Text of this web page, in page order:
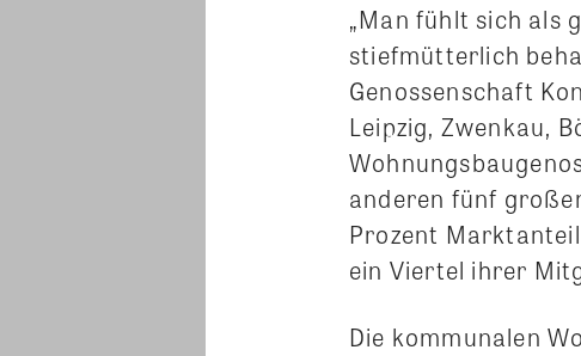
„Man fühlt sich als
stiefmütterlich
Genossenschaft
Leipzig, Zwenkau,
anderen fünf
Prozent
ein Viertel ihrer
Die kommunalen